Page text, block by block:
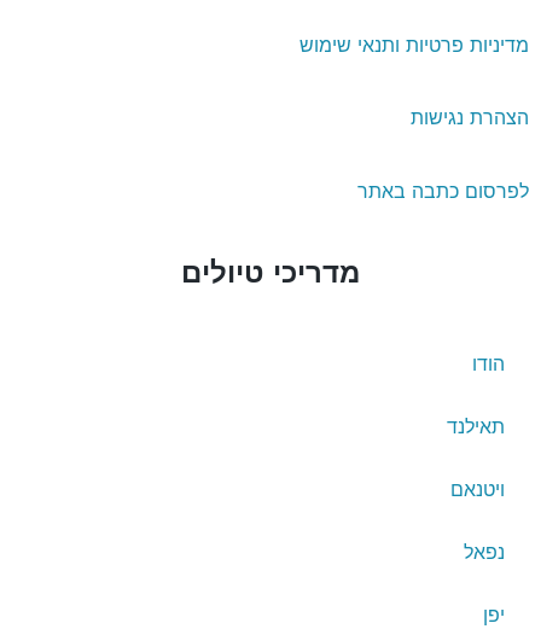
מדיניות פרטיות ותנאי שימוש
הצהרת נגישות
לפרסום כתבה באתר
מדריכי טיולים
הודו
תאילנד
ויטנאם
נפאל
יפן